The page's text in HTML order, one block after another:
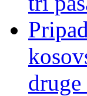
druge